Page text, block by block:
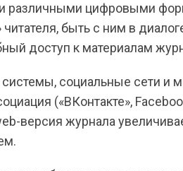
различными цифровыми
читателя, быть с ним в
доступ к материалам
социальные сети и
(«ВКонтакте»,
версия журнала